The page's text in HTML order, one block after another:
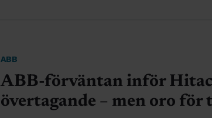
ABB
ABB-förväntan inför
övertagande – men oro för